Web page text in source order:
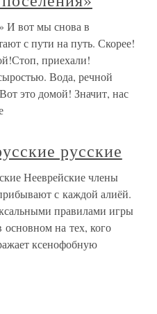
И вот мы снова в
с пути на путь. Скорее!
приехали!
Вода, речной
это домой! Значит, нас
русские
Нееврейские члены
с каждой алиёй.
правилами игры
на тех, кого
ксенофобную